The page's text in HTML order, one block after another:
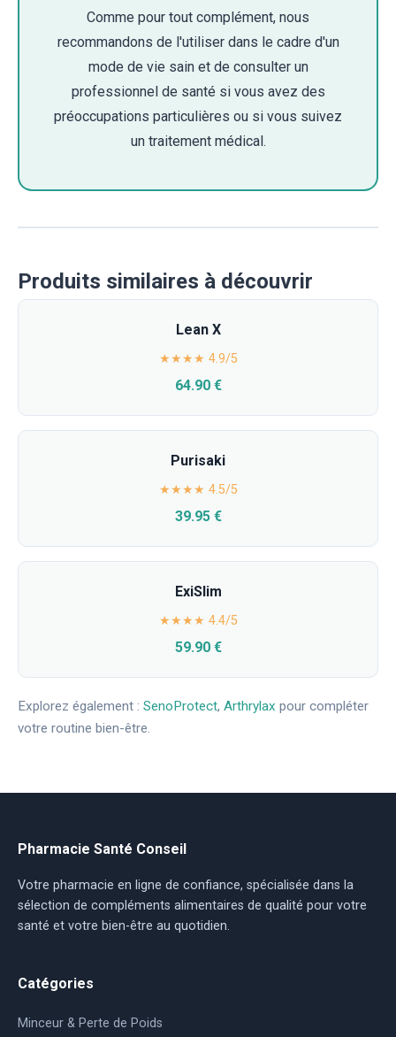
Comme pour tout complément, nous
recommandons de l'utiliser dans le cadre d'un
mode de vie sain et de consulter un
professionnel de santé si vous avez des
préoccupations particulières ou si vous suivez
un traitement médical.
Produits similaires à découvrir
Lean X
★★★★ 4.9/5
64.90 €
Purisaki
★★★★ 4.5/5
39.95 €
ExiSlim
★★★★ 4.4/5
59.90 €
Explorez également : SenoProtect, Arthrylax pour compléter
votre routine bien-être.
Pharmacie Santé Conseil
Votre pharmacie en ligne de confiance, spécialisée dans la
sélection de compléments alimentaires de qualité pour votre
santé et votre bien-être au quotidien.
Catégories
Minceur & Perte de Poids